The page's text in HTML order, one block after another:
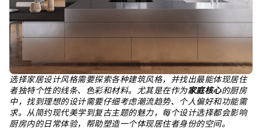
选择家居设计风格需要探索各种建筑风格，并找出最能体现居住
者独特个性的线条、色彩和材料。尤其是在作为家庭核心的厨房
中，找到理想的设计需要仔细考虑潮流趋势、个人偏好和功能需
求。从简约现代美学到复古主题的魅力，每个设计选择都会影响
厨房内的日常体验，帮助塑造一个体现居住者身份的空间。